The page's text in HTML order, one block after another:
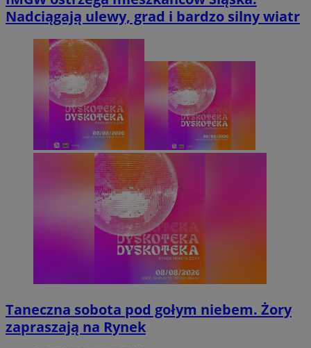
Nadciągają ulewy, grad i bardzo silny wiatr
Taneczna sobota pod gołym niebem. Żory
zapraszają na Rynek